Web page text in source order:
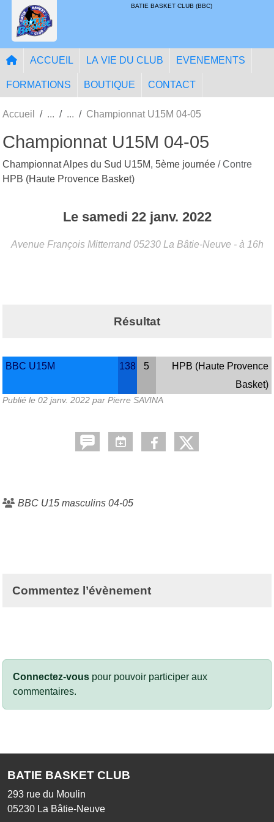
BATIE BASKET CLUB (BBC)
ACCUEIL LA VIE DU CLUB EVENEMENTS
FORMATIONS BOUTIQUE CONTACT
Accueil Championnat U15M 04-05
Championnat U15M 04-05
Championnat Alpes du Sud U15M, 5ème journée / Contre
HPB (Haute Provence Basket)
Le samedi 22 janv. 2022
Avenue François Mitterrand 05230 La Bâtie-Neuve - à 16h
Résultat
BBC U15M 138 5
HPB (Haute Provence
Basket)
Publié le 02 janv. 2022 par Pierre SAVINA
BBC U15 masculins 04-05
Commentez l’évènement
Connectez-vous pour pouvoir participer aux
commentaires.
BATIE BASKET CLUB
293 rue du Moulin
05230 La Bâtie-Neuve
Panneau de gestion des cookies